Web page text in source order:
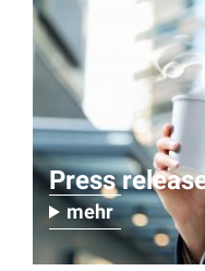
Press
mehr